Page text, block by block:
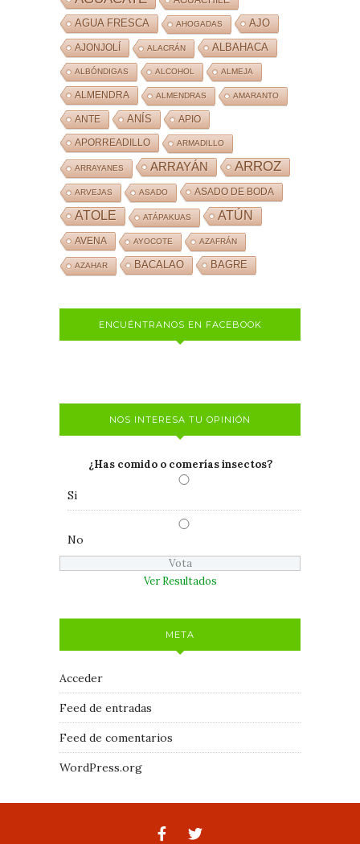
AGUA FRESCA AHOGADAS AJO
AJONJOLÍ ALACRÁN ALBAHACA
ALBÓNDIGAS ALCOHOL ALMEJA
ALMENDRA ALMENDRAS AMARANTO
ANTE ANÍS APIO
APORREADILLO ARMADILLO
ARRAYANES ARRAYÁN ARROZ
ARVEJAS ASADO ASADO DE BODA
ATOLE ATÁPAKUAS ATÚN
AVENA AYOCOTE AZAFRÁN
AZAHAR BACALAO BAGRE
ENCUÉNTRANOS EN FACEBOOK
NOS INTERESA TU OPINIÓN
¿Has comido o comerías insectos?
Si
No
Ver Resultados
META
Acceder
Feed de entradas
Feed de comentarios
WordPress.org